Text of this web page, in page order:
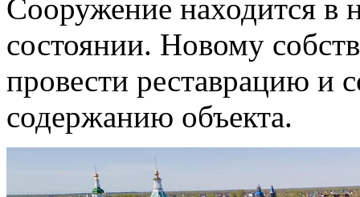
Сооружение находится в
состоянии. Новому
провести реставрацию и
содержанию объекта.